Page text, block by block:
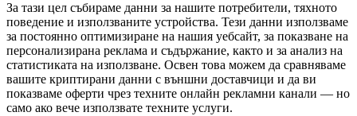
За тази цел събираме данни за нашите потребители, тяхното
поведение и използваните устройства. Тези данни използваме
за постоянно оптимизиране на нашия уебсайт, за показване на
персонализирана реклама и съдържание, както и за анализ на
статистиката на използване. Освен това можем да сравняваме
вашите криптирани данни с външни доставчици и да ви
показваме оферти чрез техните онлайн рекламни канали — но
само ако вече използвате техните услуги.